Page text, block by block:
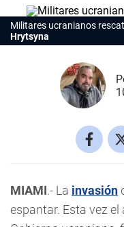
Militares ucranianos
Hrytsyna
MIAMI.- La invasión
espantar. Esta vez el